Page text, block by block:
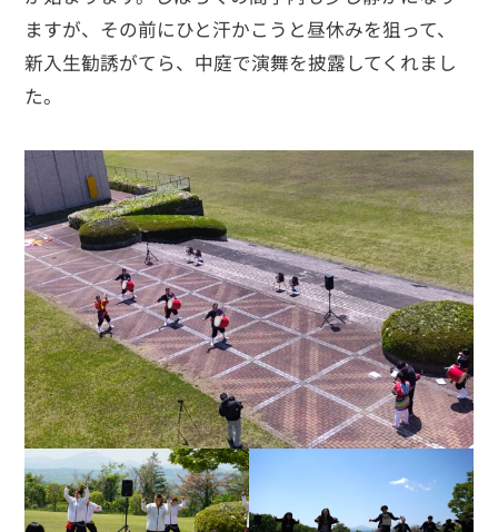
ますが、その前にひと汗かこうと昼休みを狙って、
新入生勧誘がてら、中庭で演舞を披露してくれまし
た。